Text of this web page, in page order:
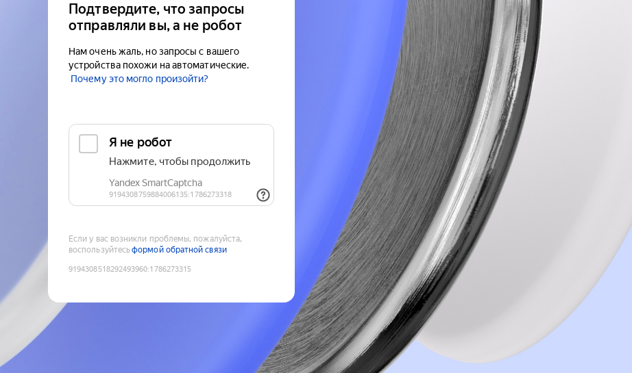
Подтвердите, что запросы
отправляли вы, а не робот
Нам очень жаль, но запросы с вашего
устройства похожи на автоматические.
Почему это могло произойти?
Если у вас возникли проблемы, пожалуйста,
воспользуйтесьформой обратной связи
9194308518292493960:1786273315